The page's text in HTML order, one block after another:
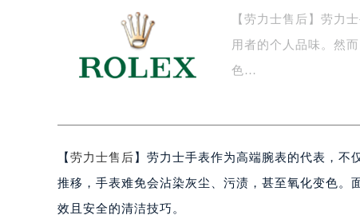
【劳力士售后】劳力
用者的个人品味。然
色…
【 劳力士售后 】劳力士手表作为高端腕表的代表，不
推移，手表难免会沾染灰尘、污渍，甚至氧化变色。
效且安全的清洁技巧。